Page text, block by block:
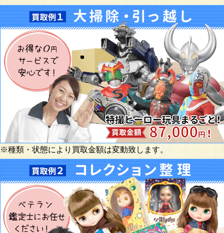
※種類・状態により買取金額は変動致します。